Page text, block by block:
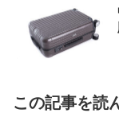
この記事を読